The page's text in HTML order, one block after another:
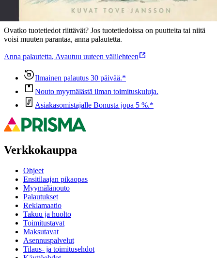
Oletko tyytyväinen tuotetietoihin?
Ovatko tuotetiedot riittävät? Jos tuotetiedoissa on puutteita tai niitä
voisi muuten parantaa, anna palautetta.
Anna palautetta, Avautuu uuteen välilehteen
Ilmainen palautus 30 päivää.*
Nouto myymälästä ilman toimituskuluja.
Asiakasomistajalle Bonusta jopa 5 %.*
Verkkokauppa
Ohjeet
Ensitilaajan pikaopas
Myymälänouto
Palautukset
Reklamaatio
Takuu ja huolto
Toimitustavat
Maksutavat
Asennuspalvelut
Tilaus- ja toimitusehdot